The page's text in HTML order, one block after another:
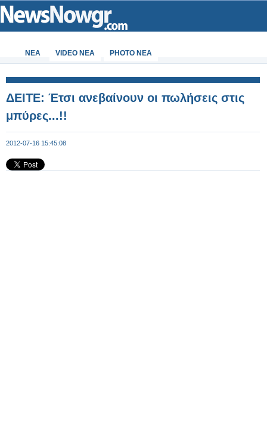
ΝΕΑ VIDEO NEA PHOTO NEA
ΔΕΙΤΕ: Έτσι ανεβαίνουν οι πωλήσεις στις
μπύρες...!!
2012-07-16 15:45:08